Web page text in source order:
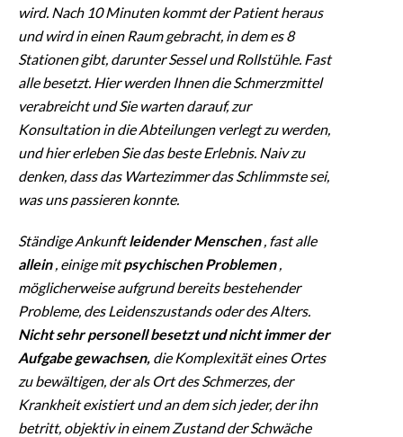
wird. Nach 10 Minuten kommt der Patient heraus
und wird in einen Raum gebracht, in dem es 8
Stationen gibt, darunter Sessel und Rollstühle. Fast
alle besetzt. Hier werden Ihnen die Schmerzmittel
verabreicht und Sie warten darauf, zur
Konsultation in die Abteilungen verlegt zu werden,
und hier erleben Sie das beste Erlebnis. Naiv zu
denken, dass das Wartezimmer das Schlimmste sei,
was uns passieren konnte.
Ständige Ankunftleidender Menschen, fast alle
allein, einige mitpsychischen Problemen,
möglicherweise aufgrund bereits bestehender
Probleme, des Leidenszustands oder des Alters.
Nicht sehr personell besetzt und nicht immer der
Aufgabe gewachsen, die Komplexität eines Ortes
zu bewältigen, der als Ort des Schmerzes, der
Krankheit existiert und an dem sich jeder, der ihn
betritt, objektiv in einem Zustand der Schwäche